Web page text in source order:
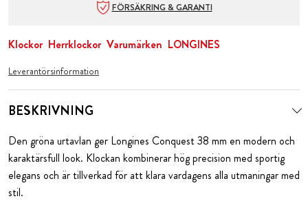
FÖRSÄKRING & GARANTI
Klockor Herrklockor Varumärken LONGINES
Leverantörsinformation
BESKRIVNING
Den gröna urtavlan ger Longines Conquest 38 mm en modern och
karaktärsfull look. Klockan kombinerar hög precision med sportig
elegans och är tillverkad för att klara vardagens alla utmaningar med
stil.